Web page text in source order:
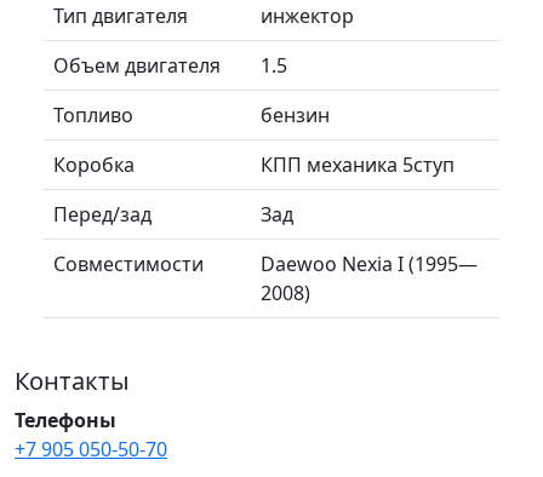
Тип двигателя
инжектор
Объем двигателя
1.5
Топливо
бензин
Коробка
КПП механика 5ступ
Перед/зад
Зад
Совместимости
Daewoo Nexia I (1995—
2008)
Контакты
Телефоны
+7 905 050-50-70